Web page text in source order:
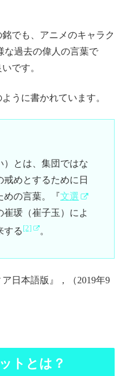
でも、アニメのキャラク
な過去の偉人の言葉で
です。
うに書かれています。
）とは、集団ではな
戒めとするために日
めの言葉。『文選
崔瑗（崔子玉）によ
する [2] 。
日本語版』，（2019年9
トとは？